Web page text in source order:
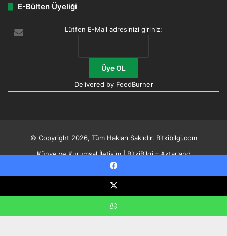
E-Bülten Üyeliği
Lütfen E-Mail adresinizi giriniz:
Delivered by FeedBurner
© Copyright 2026, Tüm Hakları Saklıdır. Bitkibilgi.com
Künye ve Kurumsal İletişim | BitkiBilgi – Aktarland
Fahrettin Boztepe
Bitki Bilgi | Tabiatın Sırlarını ve Şifalı Bitkileri Keşfedin
GİZLİLİK POLİTİKASI
Facebook
X
WhatsApp